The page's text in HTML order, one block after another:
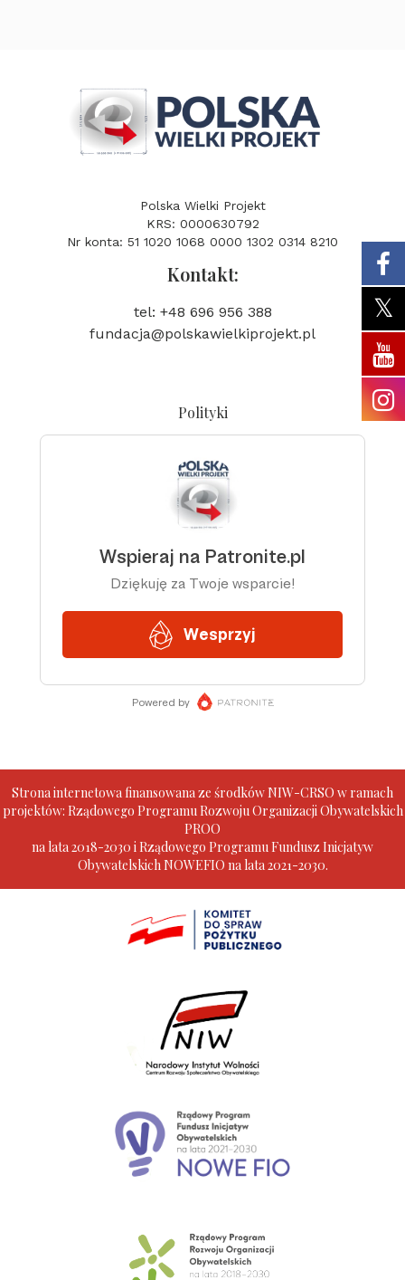
Polska Wielki Projekt
KRS: 0000630792
Nr konta: 51 1020 1068 0000 1302 0314 8210
Kontakt:
tel: +48 696 956 388
fundacja@polskawielkiprojekt.pl
Polityki
Strona internetowa finansowana ze środków NIW-CRSO w ramach
projektów: Rządowego Programu Rozwoju Organizacji Obywatelskich
PROO
na lata 2018-2030 i Rządowego Programu Fundusz Inicjatyw
Obywatelskich NOWEFIO na lata 2021-2030.